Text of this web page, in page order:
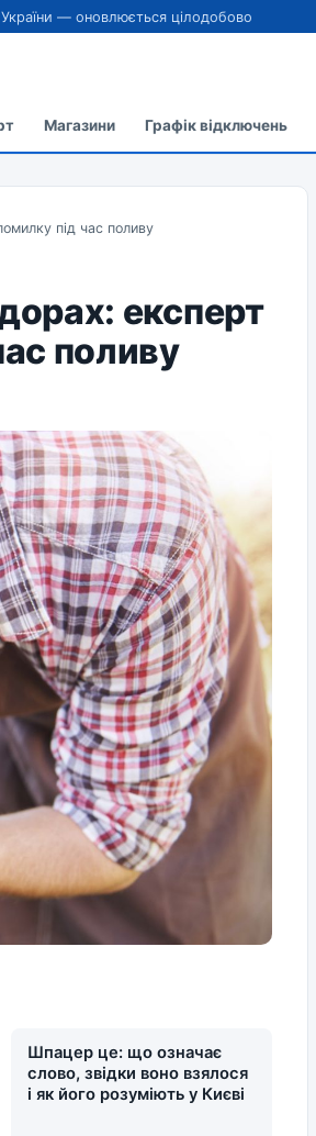
— оновлюється цілодобово
Магазини Графік відключень
під час поливу
експерт
поливу
Шпацер це: що означає
слово, звідки воно взялося
і як його розуміють у Києві